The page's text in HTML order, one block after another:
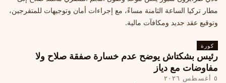
مطار تركيا الساعة الثامنة مساءً، مع إجراءات أمان وتوجيهات للمتفرجين،
وتوقيع عقد جديد ومكافآت مالية.
كورة
رئيس بشكتاش يوضح عدم خسارة صفقة صلاح ولا
مفاوضات مع دياز
٥ أغسطس ٢٠٢٦